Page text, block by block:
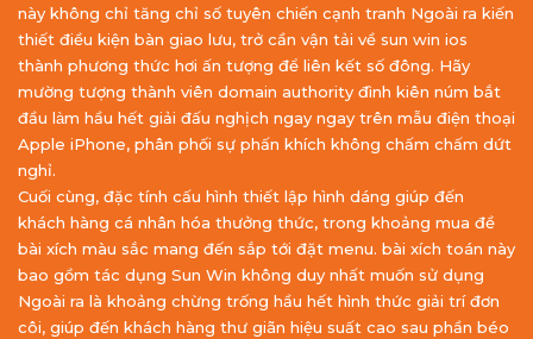
này không chỉ tăng chỉ số tuyên chiến cạnh tranh Ngoài ra kiến
thiết điều kiện bàn giao lưu, trở cần vận tải về sun win ios
thành phương thức hơi ấn tượng để liên kết số đông. Hãy
mường tượng thành viên domain authority đình kiên núm bắt
đầu làm hầu hết giải đấu nghịch ngay ngay trên mẫu điện thoại
Apple iPhone, phân phối sự phấn khích không chấm chấm dứt
nghỉ.
Cuối cùng, đặc tính cấu hình thiết lập hình dáng giúp đến
khách hàng cá nhân hóa thưởng thức, trong khoảng mua đề
bài xích màu sắc mang đến sắp tới đặt menu. bài xích toán này
bao gồm tác dụng Sun Win không duy nhất muốn sử dụng
Ngoài ra là khoảng chừng trống hầu hết hình thức giải trí đơn
côi, giúp đến khách hàng thư giãn hiệu suất cao sau phần béo